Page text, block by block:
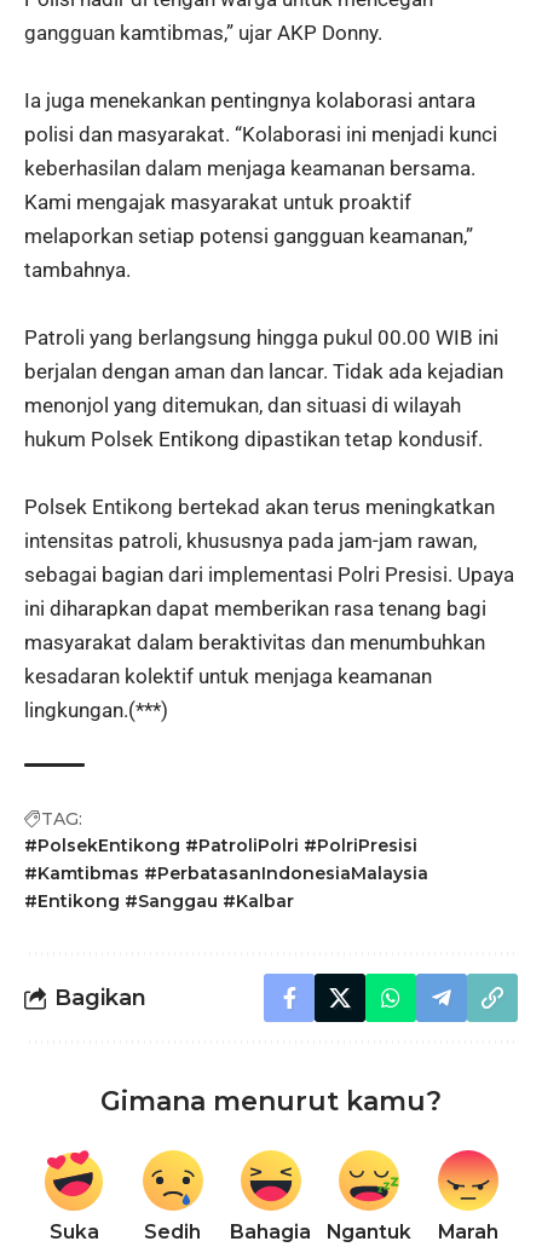
gangguan kamtibmas,” ujar AKP Donny.
Ia juga menekankan pentingnya kolaborasi antara
polisi dan masyarakat. “Kolaborasi ini menjadi kunci
keberhasilan dalam menjaga keamanan bersama.
Kami mengajak masyarakat untuk proaktif
melaporkan setiap potensi gangguan keamanan,”
tambahnya.
Patroli yang berlangsung hingga pukul 00.00 WIB ini
berjalan dengan aman dan lancar. Tidak ada kejadian
menonjol yang ditemukan, dan situasi di wilayah
hukum Polsek Entikong dipastikan tetap kondusif.
Polsek Entikong bertekad akan terus meningkatkan
intensitas patroli, khususnya pada jam-jam rawan,
sebagai bagian dari implementasi Polri Presisi. Upaya
ini diharapkan dapat memberikan rasa tenang bagi
masyarakat dalam beraktivitas dan menumbuhkan
kesadaran kolektif untuk menjaga keamanan
lingkungan.(***)
TAG:
#PolsekEntikong #PatroliPolri #PolriPresisi
#Kamtibmas #PerbatasanIndonesiaMalaysia
#Entikong #Sanggau #Kalbar
Bagikan
Gimana menurut kamu?
Suka Sedih Bahagia Ngantuk Marah